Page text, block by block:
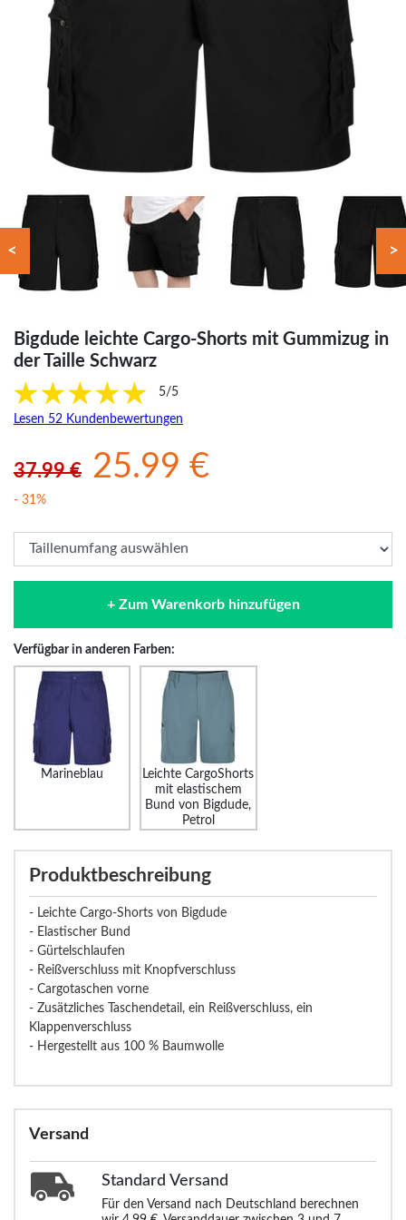
< >
Bigdude leichte Cargo-Shorts mit Gummizug in
der Taille Schwarz
5/5
Lesen 52 Kundenbewertungen
37.99 € 25.99 €
- 31%
+ Zum Warenkorb hinzufügen
Verfügbar in anderen Farben:
Marineblau
Leichte CargoShorts
mit elastischem
Bund von Bigdude,
Petrol
Produktbeschreibung
- Leichte Cargo-Shorts von Bigdude
- Elastischer Bund
- Gürtelschlaufen
- Reißverschluss mit Knopfverschluss
- Cargotaschen vorne
- Zusätzliches Taschendetail, ein Reißverschluss, ein
Klappenverschluss
- Hergestellt aus 100 % Baumwolle
Versand
Standard Versand
Für den Versand nach Deutschland berechnen